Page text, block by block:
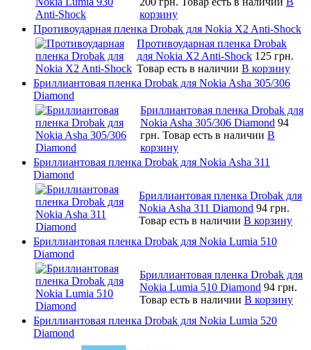
корзину
Противоударная пленка Drobak для Nokia X2 Anti-Shock
Противоударная пленка Drobak
для Nokia X2 Anti-Shock 125 грн.
Товар есть в наличии В корзину
Бриллиантовая пленка Drobak для Nokia Asha 305/306
Diamond
Бриллиантовая пленка Drobak для
Nokia Asha 305/306 Diamond 94
грн. Товар есть в наличии В
корзину
Бриллиантовая пленка Drobak для Nokia Asha 311
Diamond
Бриллиантовая пленка Drobak для
Nokia Asha 311 Diamond 94 грн.
Товар есть в наличии В корзину
Бриллиантовая пленка Drobak для Nokia Lumia 510
Diamond
Бриллиантовая пленка Drobak для
Nokia Lumia 510 Diamond 94 грн.
Товар есть в наличии В корзину
Бриллиантовая пленка Drobak для Nokia Lumia 520
Diamond